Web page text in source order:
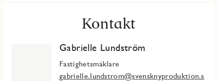
Kontakt
Gabrielle Lundström
Fastighetsmäklare
gabrielle.lundstrom@svensknyproduktion.s